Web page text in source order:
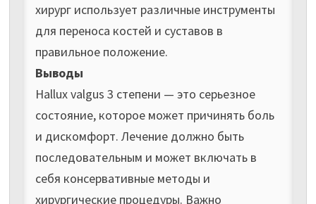
хирург использует различные инструменты
для переноса костей и суставов в
правильное положение.
Выводы
Hallux valgus 3 степени — это серьезное
состояние, которое может причинять боль
и дискомфорт. Лечение должно быть
последовательным и может включать в
себя консервативные методы и
хирургические процедуры. Важно